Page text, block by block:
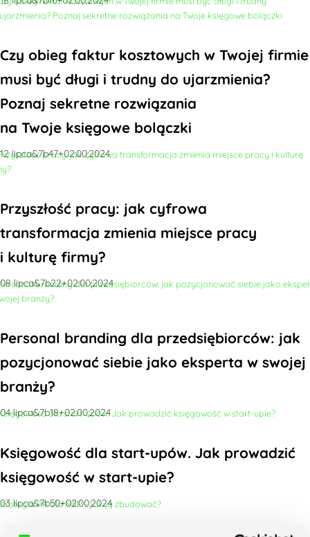
Czy obieg faktur kosztowych w Twojej firmie
musi być długi i trudny do ujarzmienia?
Poznaj sekretne rozwiązania
na Twoje księgowe bolączki
12 lipca&7b47+02:00;2024
Przyszłość pracy: jak cyfrowa
transformacja zmienia miejsce pracy
i kulturę firmy?
08 lipca&7b22+02:00;2024
Personal branding dla przedsiębiorców: jak
pozycjonować siebie jako eksperta w swojej
branży?
04 lipca&7b18+02:00;2024
Księgowość dla start-upów. Jak prowadzić
księgowość w start-upie?
03 lipca&7b50+02:00;2024